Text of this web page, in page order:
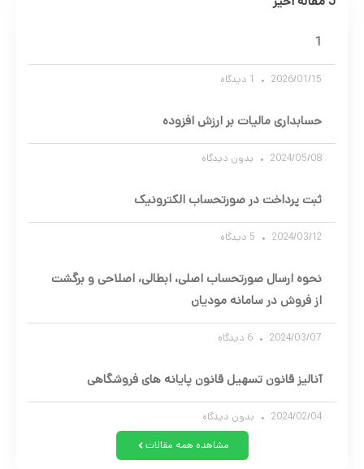
1
2026/01/15
حسابداری مالیات بر ارزش افزوده
2024/05/08 بدون دیدگاه
ثبت پرداخت در صورتحساب الکترونیک
2024/03/12
نحوه ارسال صورتحساب اصلی، ابطالی، اصلاحی و برگشت
از فروش در سامانه مودیان
2024/03/07
آنالیز قانون تسهیل قانون پایانه های فروشگاهی
2024/02/04 بدون دیدگاه
مشاهده همه مقالات